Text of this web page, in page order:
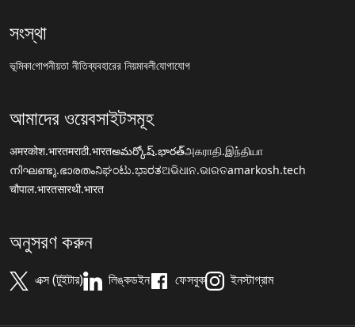
সংস্থা
ভূমিকাগোপনীয়তা নীতিব্যবহারের নিয়মাবলীযোগাযোগ
আমাদের ওয়েবসাইটসমূহ
अमरकोश.भारतमराठी.भारतఅమర్కోష్.భారత్அகராதி.இந்தியா
നിഘണ്ടു.ഭാരതംನಿಘಂಟು.ಭಾರತଅଭିଧାନ.ଭାରତamarkosh.tech
चौपाल.भारतसारथी.भारत
অনুসরণ করুন
এক্স (টুইটার) লিঙ্কডইন ফেসবুক ইনস্টাগ্রাম